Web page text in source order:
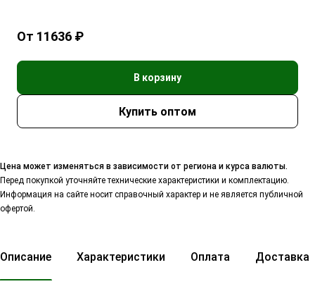
От 11636 ₽
В корзину
Цена может изменяться в зависимости от региона и курса валюты.
Перед покупкой уточняйте технические характеристики и комплектацию.
Информация на сайте носит справочный характер и не является публичной
офертой.
Описание Характеристики Оплата Доставка